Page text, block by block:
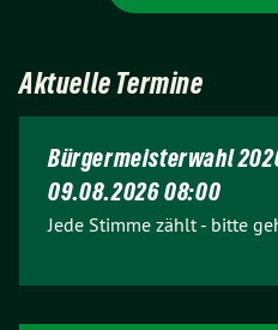
Aktuelle Termine
Bürgermeisterwahl
09.08.2026 08:00
Jede Stimme zählt - bitte